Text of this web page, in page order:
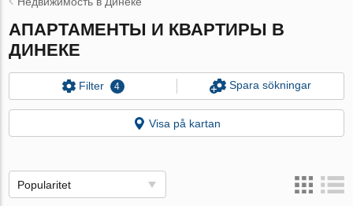
АПАРТАМЕНТЫ И КВАРТИРЫ В
ДИНЕКЕ
Filter 4 Spara sökningar
Visa på kartan
Popularitet